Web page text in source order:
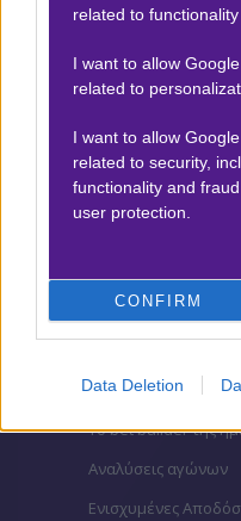
related to
I want to allow
related to
I want to allow
related to security,
functionality and
user protection.
CONFIRM
Data Deletion
Βαθμολογίες
Βαθμολογίες Aγγλία
Βαθμολογίες
Βαθμολογίες
Βαθμολογίες Ιταλίας-
ΣΤΟΙΧΗΜΑ
Κουπόνι
To bet builder της
Αναλύσεις αγώνων
Ενισχυμένες